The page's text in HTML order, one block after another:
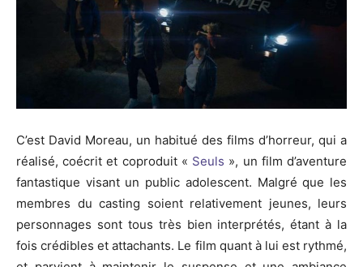
C’est David Moreau, un habitué des films d’horreur, qui a
réalisé, coécrit et coproduit « Seuls », un film d’aventure
fantastique visant un public adolescent. Malgré que les
membres du casting soient relativement jeunes, leurs
personnages sont tous très bien interprétés, étant à la
fois crédibles et attachants. Le film quant à lui est rythmé,